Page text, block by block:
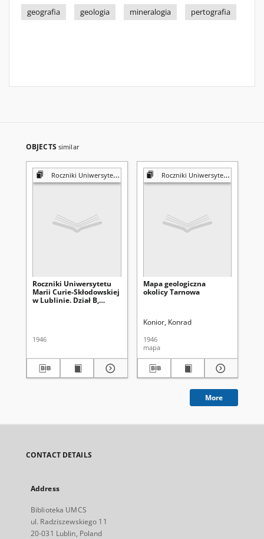
geografia
geologia mineralogia pertografia
OBJECTS similar
Roczniki Uniwersytetu Marii Curie-Skłodowskiej w Lublinie. Dział B, Geografia, Geologia, Mineralogia i Petrografia
Roczniki Uniwersytetu
Marii Curie-Skłodowskiej
w Lublinie. Dział B,
1946
Roczniki Uniwersytetu Marii Curie-Skłodowskiej w Lublinie. Dział B, Geografia, Geologia, Mineralogia i Petrografia
Mapa geologiczna
okolicy Tarnowa
Konior, Konrad
1946
mapa
More
CONTACT DETAILS
Address
Biblioteka UMCS
ul. Radziszewskiego 11
20-031 Lublin, Poland